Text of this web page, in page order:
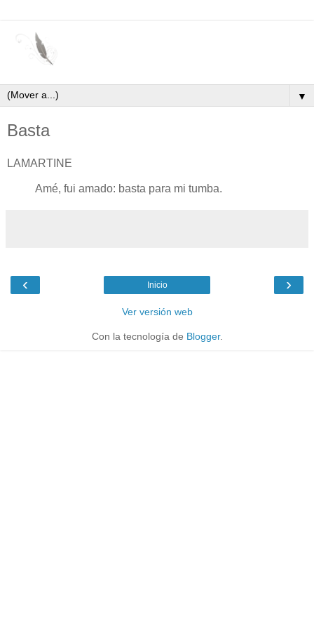
▼
Basta
LAMARTINE
Amé, fui amado: basta para mi tumba.
‹ ›
Inicio
Ver versión web
Con la tecnología de Blogger.